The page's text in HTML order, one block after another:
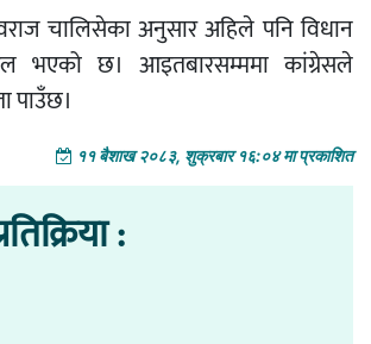
चालिसेका अनुसार अहिले पनि विधान
छ। आइतबारसम्ममा कांग्रेसले
पाउँछ।
११ बैशाख २०८३, शुक्रबार १६:०४ मा प्रकाशित
: